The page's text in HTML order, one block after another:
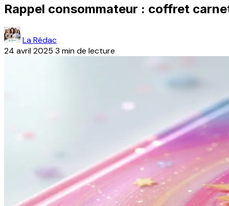
Rappel consommateur : coffret
La Rédac
24 avril 2025 3 min de lecture